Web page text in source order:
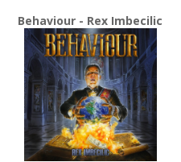
Behaviour - Rex Imbecilic